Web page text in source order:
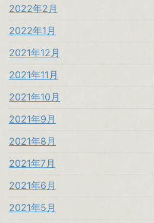
2022年2月
2022年1月
2021年12月
2021年11月
2021年10月
2021年9月
2021年8月
2021年7月
2021年6月
2021年5月